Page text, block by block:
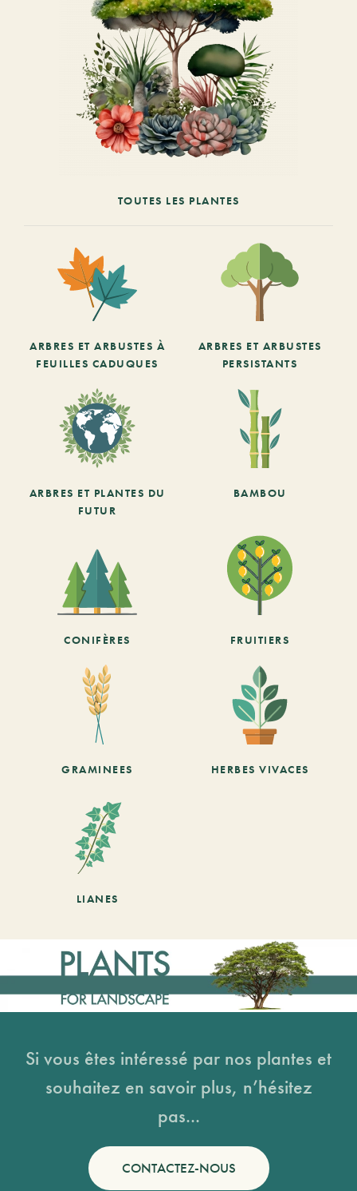
TOUTES LES PLANTES
ARBRES ET ARBUSTES À
FEUILLES CADUQUES
ARBRES ET ARBUSTES
PERSISTANTS
ARBRES ET PLANTES DU
FUTUR
BAMBOU
CONIFÈRES FRUITIERS
GRAMINEES HERBES VIVACES
LIANES
Si vous êtes intéressé par nos plantes et
souhaitez en savoir plus, n’hésitez
pas...
CONTACTEZ-NOUS